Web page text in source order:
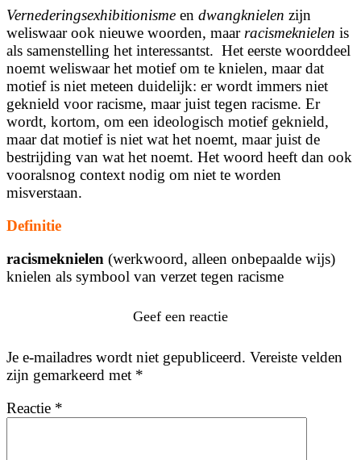
Vernederingsexhibitionisme en dwangknielen zijn
weliswaar ook nieuwe woorden, maar racismeknielen is
als samenstelling het interessantst. Het eerste woorddeel
noemt weliswaar het motief om te knielen, maar dat
motief is niet meteen duidelijk: er wordt immers niet
geknield voor racisme, maar juist tegen racisme. Er
wordt, kortom, om een ideologisch motief geknield,
maar dat motief is niet wat het noemt, maar juist de
bestrijding van wat het noemt. Het woord heeft dan ook
vooralsnog context nodig om niet te worden
misverstaan.
Definitie
racismeknielen (werkwoord, alleen onbepaalde wijs)
knielen als symbool van verzet tegen racisme
Geef een reactie
Je e-mailadres wordt niet gepubliceerd. Vereiste velden
zijn gemarkeerd met *
Reactie *